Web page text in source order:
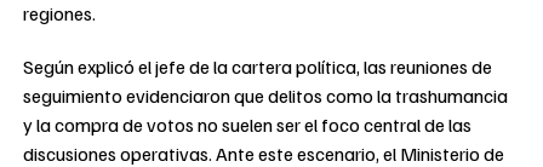
regiones.
Según explicó el jefe de la cartera política, las reuniones de
seguimiento evidenciaron que delitos como la trashumancia
y la compra de votos no suelen ser el foco central de las
discusiones operativas. Ante este escenario, el Ministerio de